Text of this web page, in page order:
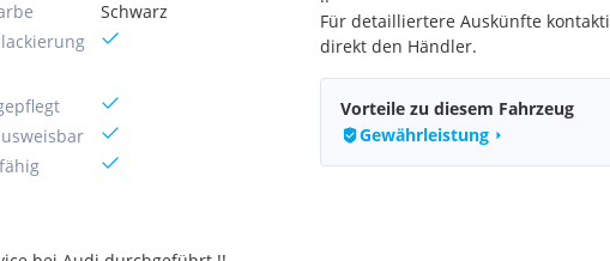
Schwarz
Für detailliertere Auskünfte
direkt den Händler.
Vorteile zu diesem Fahrzeug
Gewährleistung